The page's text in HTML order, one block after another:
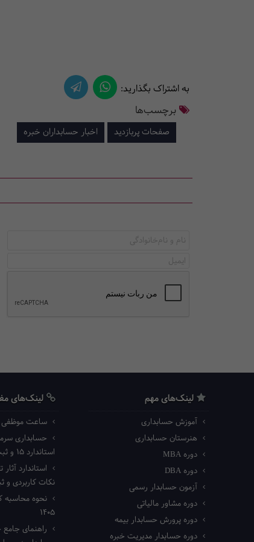
به اشتراک بگذارید:
برچسب‌ها
صفحات پربازدید اخبار حسابداران خبره
لینک‌های مهم
آموزش حسابداری
هنرستان حسابداری
دوره MBA
دوره DBA
آزمون حسابدار رسمی
دوره مشاور مالیاتی
دوره پرورش حسابدار بیمه
دوره حسابدار مدیریت خبره
لینک‌های
ساعت موظفی ۱۴۰۵ اداره کار
حسابداری
استاندارد ۱۵ و ثبت‌ها
استاندارد
نکات کاربردی
نحوه محاسبه
۱۴۰۵
راهنمای